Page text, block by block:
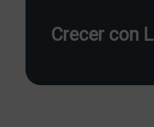
Crecer con